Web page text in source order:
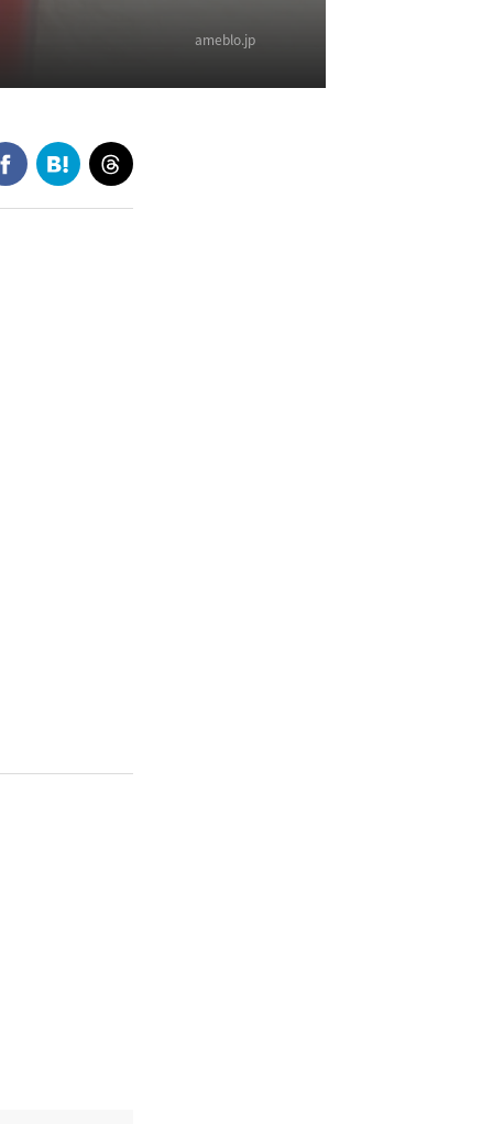
ameblo.jp